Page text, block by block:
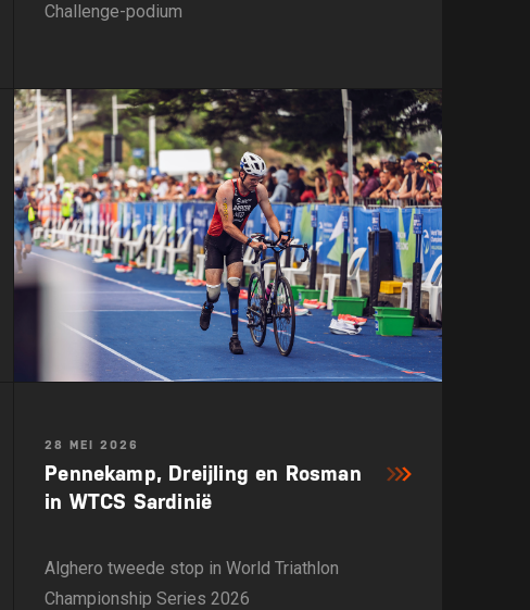
Challenge-podium
28 MEI 2026
Pennekamp, Dreijling en Rosman
in WTCS Sardinië
Alghero tweede stop in World Triathlon
Championship Series 2026